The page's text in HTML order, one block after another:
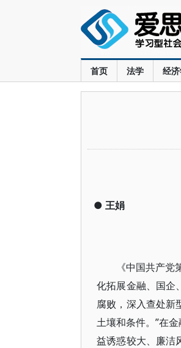
首页 法学 经
● 王娟
《中国共产
化拓展金融、国企
腐败，深入查处新
土壤和条件。”在
益诱惑较大、廉洁